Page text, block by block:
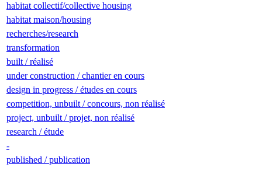
habitat collectif/collective housing
habitat maison/housing
recherches/research
transformation
built / réalisé
under construction / chantier en cours
design in progress / études en cours
competition, unbuilt / concours, non réalisé
project, unbuilt / projet, non réalisé
research / étude
-
published / publication